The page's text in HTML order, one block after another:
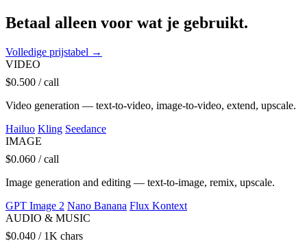
Betaal alleen voor wat je gebruikt.
Volledige prijstabel →
VIDEO
$0.500 / call
Video generation — text-to-video, image-to-video, extend, upscale.
Hailuo Kling Seedance
IMAGE
$0.060 / call
Image generation and editing — text-to-image, remix, upscale.
GPT Image 2 Nano Banana Flux Kontext
AUDIO & MUSIC
$0.040 / 1K chars